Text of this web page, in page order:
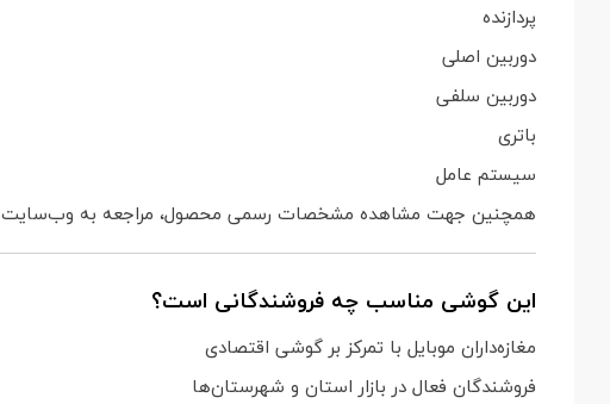
پردازنده
دوربین اصلی
دوربین سلفی
باتری
سیستم عامل
همچنین جهت مشاهده مشخصات رسمی محصول، مراجعه به وب‌سایت
این گوشی مناسب چه فروشندگانی است؟
مغازه‌داران موبایل با تمرکز بر گوشی اقتصادی
فروشندگان فعال در بازار استان و شهرستان‌ها